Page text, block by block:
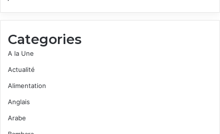
Categories
A la Une
Actualité
Alimentation
Anglais
Arabe